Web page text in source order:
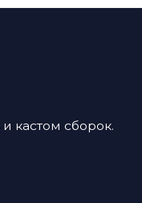
кастом сборок.